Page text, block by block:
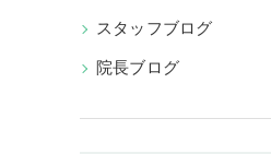
スタッフブログ
院長ブログ